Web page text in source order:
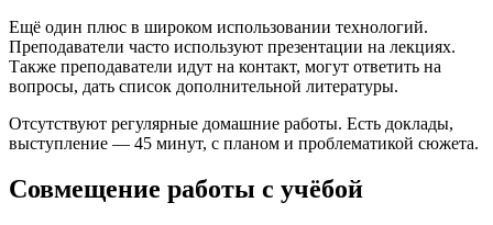
Ещё один плюс в широком использовании технологий.
Преподаватели часто используют презентации на лекциях.
Также преподаватели идут на контакт, могут ответить на
вопросы, дать список дополнительной литературы.
Отсутствуют регулярные домашние работы. Есть доклады,
выступление — 45 минут, с планом и проблематикой сюжета.
Совмещение работы с учёбой